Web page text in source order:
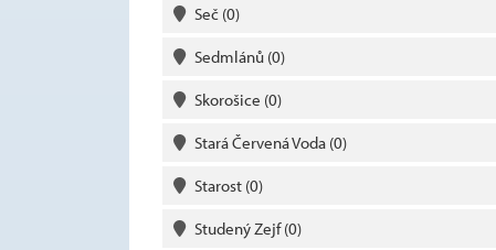
Seč (0)
Sedmlánů (0)
Skorošice (0)
Stará Červená Voda (0)
Starost (0)
Studený Zejf(0)